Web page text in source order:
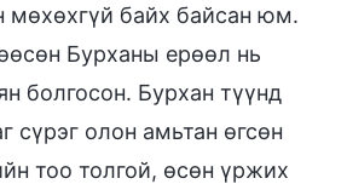
мөхөхгүй байх байсан юм.
Бурханы ерөөл нь
болгосон. Бурхан түүнд
сүрэг олон амьтан өгсөн
тоо толгой, өсөн үржих